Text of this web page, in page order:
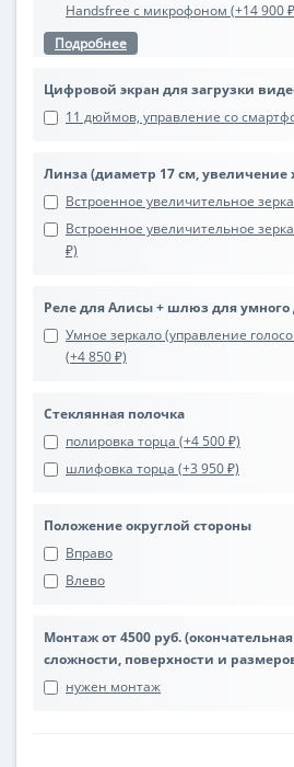
Handsfree с микрофоном (+14 900
Подробнее
Цифровой экран для загрузки
11 дюймов, управление со
Линза (диаметр 17 см, увеличение
Встроенное увеличительное
Встроенное увеличительное
₽)
Реле для Алисы + шлюз для умного
Умное зеркало (управление
(+4 850 ₽)
Стеклянная полочка
полировка торца (+4 500 ₽)
шлифовка торца (+3 950 ₽)
Положение округлой стороны
Вправо
Влево
Монтаж от 4500 руб.
сложности, поверхности и
нужен монтаж